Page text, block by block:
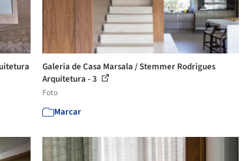
Galeria de Casa Marsala / Stemmer Rodrigues
Arquitetura - 3
Foto
Marcar